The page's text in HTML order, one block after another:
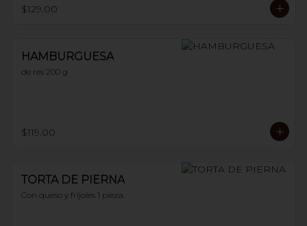
$129.00
HAMBURGUESA
de res 200 g
$119.00
TORTA DE PIERNA
Con queso y frijoles 1 pieza.